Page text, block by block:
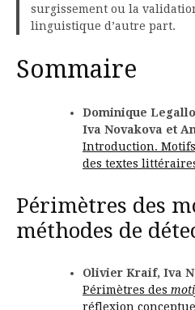
surgissement ou la
linguistique d’autre part.
Sommaire
Dominique
Iva Novakova et
Introduction.
des textes
Périmètres des
méthodes de
Olivier Kraif, Iva
Périmètres des
réflexion